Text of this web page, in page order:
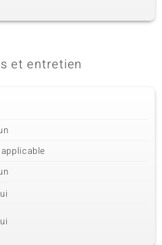
et entretien